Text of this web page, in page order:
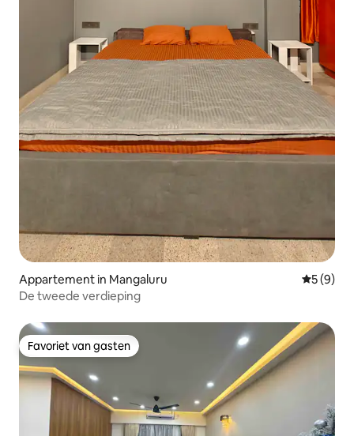
Appartement in Mangaluru
5 (9)
De tweede verdieping
Favoriet van gasten
Favoriet van gasten